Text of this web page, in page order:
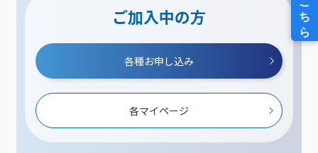
ご加入中の方
各種お申し込み
各マイページ